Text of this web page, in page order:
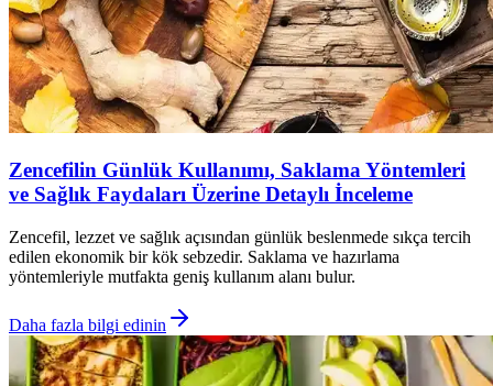
Zencefilin Günlük Kullanımı, Saklama Yöntemleri
ve Sağlık Faydaları Üzerine Detaylı İnceleme
Zencefil, lezzet ve sağlık açısından günlük beslenmede sıkça tercih
edilen ekonomik bir kök sebzedir. Saklama ve hazırlama
yöntemleriyle mutfakta geniş kullanım alanı bulur.
Daha fazla bilgi edinin